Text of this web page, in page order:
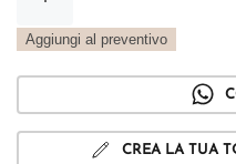
Metal
Aggiungi al preventivo
CREA LA TUA